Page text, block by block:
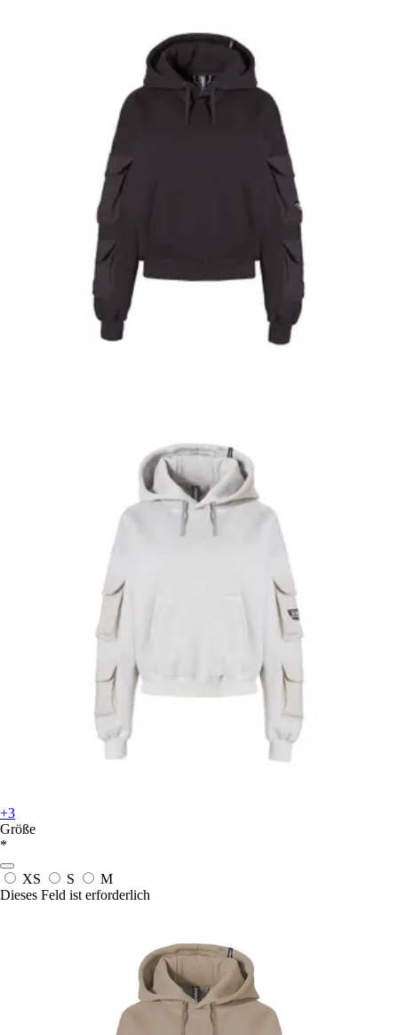
+3
Größe
*
XS S
M
Dieses Feld ist erforderlich